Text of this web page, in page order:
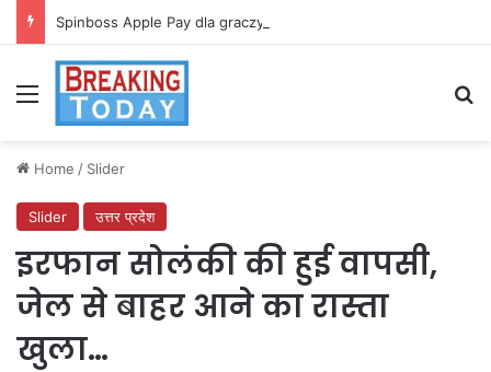
Spinboss Apple Pay dla graczy na iPhone
Menu
Home / Slider
Slider उत्तर प्रदेश
इरफान सोलंकी की हुई वापसी,
जेल से बाहर आने का रास्ता
खुला…